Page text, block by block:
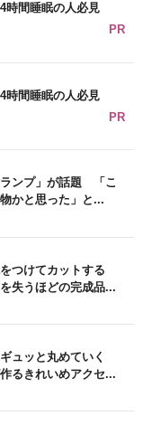
時間睡眠の人必見
PR
時間睡眠の人必見
PR
ンプ」が話題 「こ
かと思った」と...
つけてカットする
うほどの完成品...
ュッと丸めていく
きれいめアクセ...